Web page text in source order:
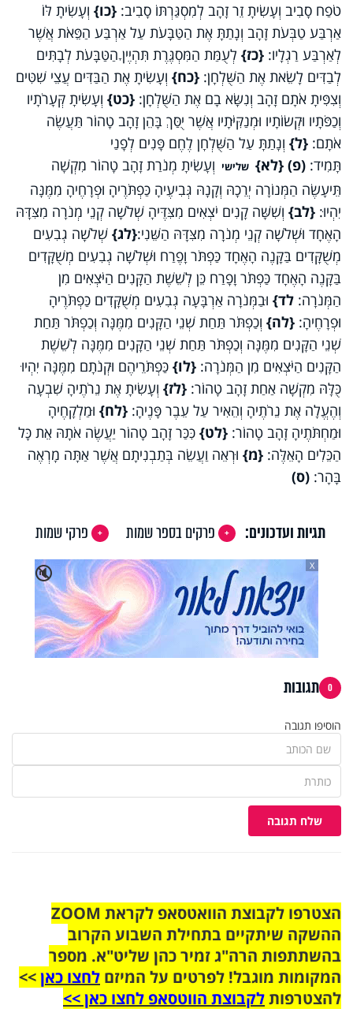
טֹפַח סָבִיב וְעָשִׂיתָ זֵר זָהָב לְמִסְגַּרְתּוֹ סָבִיב: {כו} וְעָשִׂיתָ לּוֹ
אַרְבַּע טַבְּעֹת זָהָב וְנָתַתָּ אֶת הַטַּבָּעֹת עַל אַרְבַּע הַפֵּאֹת אֲשֶׁר
לְאַרְבַּע רַגְלָיו: {כז} לְעֻמַּת הַמִּסְגֶּרֶת תִּהְיֶיןָ הַטַּבָּעֹת לְבָתִּים
לְבַדִּים לָשֵׂאת אֶת הַשֻּׁלְחָן: {כח} וְעָשִׂיתָ אֶת הַבַּדִּים עֲצֵי שִׁטִּים
וְצִפִּיתָ אֹתָם זָהָב וְנִשָּׂא בָם אֶת הַשֻּׁלְחָן: {כט} וְעָשִׂיתָ קְּעָרֹתָיו
וְכַפֹּתָיו וּקְשׂוֹתָיו וּמְנַקִּיֹּתָיו אֲשֶׁר יֻסַּךְ בָּהֵן זָהָב טָהוֹר תַּעֲשֶׂה
אֹתָם: {ל} וְנָתַתָּ עַל הַשֻּׁלְחָן לֶחֶם פָּנִים לְפָנַי
תָּמִיד: (פ) {לא} שלישי וְעָשִׂיתָ מְנֹרַת זָהָב טָהוֹר מִקְשָׁה
תֵּיעָשֶׂה הַמְּנוֹרָה יְרֵכָהּ וְקָנָהּ גְּבִיעֶיהָ כַּפְתֹּרֶיהָ וּפְרָחֶיהָ מִמֶּנָּה
יִהְיוּ: {לב} וְשִׁשָּׁה קָנִים יֹצְאִים מִצִּדֶּיהָ שְׁלֹשָׁה קְנֵי מְנֹרָה מִצִּדָּהּ
הָאֶחָד וּשְׁלֹשָׁה קְנֵי מְנֹרָה מִצִּדָּהּ הַשֵּׁנִי:{לג} שְׁלֹשָׁה גְבִעִים
מְשֻׁקָּדִים בַּקָּנֶה הָאֶחָד כַּפְתֹּר וָפֶרַח וּשְׁלֹשָׁה גְבִעִים מְשֻׁקָּדִים
בַּקָּנֶה הָאֶחָד כַּפְתֹּר וָפָרַח כֵּן לְשֵׁשֶׁת הַקָּנִים הַיֹּצְאִים מִן
הַמְּנֹרָה: לד} וּבַמְּנֹרָה אַרְבָּעָה גְבִעִים מְשֻׁקָּדִים כַּפְתֹּרֶיהָ
וּפְרָחֶיהָ: {לה} וְכַפְתֹּר תַּחַת שְׁנֵי הַקָּנִים מִמֶּנָּה וְכַפְתֹּר תַּחַת
שְׁנֵי הַקָּנִים מִמֶּנָּה וְכַפְתֹּר תַּחַת שְׁנֵי הַקָּנִים מִמֶּנָּה לְשֵׁשֶׁת
הַקָּנִים הַיֹּצְאִים מִן הַמְּנֹרָה: {לו} כַּפְתֹּרֵיהֶם וּקְנֹתָם מִמֶּנָּה יִהְיוּ
כֻּלָּהּ מִקְשָׁה אַחַת זָהָב טָהוֹר: {לז} וְעָשִׂיתָ אֶת נֵרֹתֶיהָ שִׁבְעָה
וְהֶעֱלָה אֶת נֵרֹתֶיהָ וְהֵאִיר עַל עֵבֶר פָּנֶיהָ: {לח} וּמַלְקָחֶיהָ
וּמַחְתֹּתֶיהָ זָהָב טָהוֹר: {לט} כִּכַּר זָהָב טָהוֹר יַעֲשֶׂה אֹתָהּ אֵת כָּל
הַכֵּלִים הָאֵלֶּה: {מ} וּרְאֵה וַעֲשֵׂה בְּתַבְנִיתָם אֲשֶׁר אַתָּה מָרְאֶה
בָּהָר: (ס)
תגיות ועדכונים: פרקים בספר שמות
פרקי שמות
🔇
X
0 תגובות
הוסיפו תגובה
שלח תגובה
הצטרפו לקבוצת הוואטסאפ לקראת ZOOM
ההשקה שיתקיים בתחילת השבוע הקרוב
בהשתתפות הרה"ג זמיר כהן שליט"א. מספר
המקומות מוגבל! לפרטים על המיזם לחצו כאן>>
להצטרפותלקבוצת הווטסאפ לחצו כאן >>